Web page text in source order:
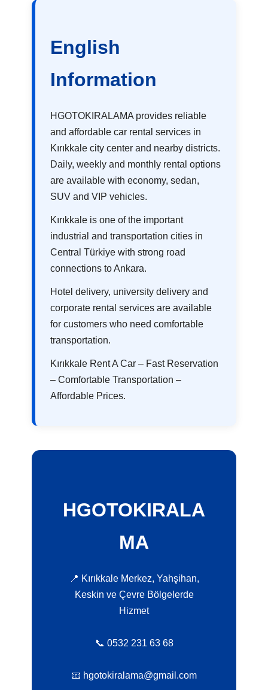
English
Information
HGOTOKIRALAMA provides reliable
and affordable car rental services in
Kırıkkale city center and nearby districts.
Daily, weekly and monthly rental options
are available with economy, sedan,
SUV and VIP vehicles.
Kırıkkale is one of the important
industrial and transportation cities in
Central Türkiye with strong road
connections to Ankara.
Hotel delivery, university delivery and
corporate rental services are available
for customers who need comfortable
transportation.
Kırıkkale Rent A Car – Fast Reservation
– Comfortable Transportation –
Affordable Prices.
HGOTOKIRALA
MA
📍 Kırıkkale Merkez, Yahşihan,
Keskin ve Çevre Bölgelerde
Hizmet
📞 0532 231 63 68
📧 hgotokiralama@gmail.com